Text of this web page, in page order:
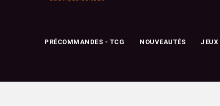
PRÉCOMMANDES - TCG NOUVEAUTÉS JEUX